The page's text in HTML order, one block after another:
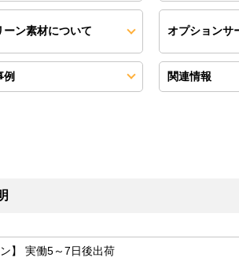
ーン素材について オプションサ
例 関連情報
】 実働5～7日後出荷